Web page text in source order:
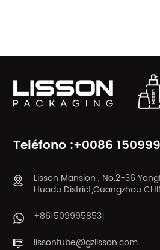
Teléfono :+0086
Lisson Mansion , No.2-36
Huadu District,Guangzhou
+8615099958531
lissontube@gzlisson.com